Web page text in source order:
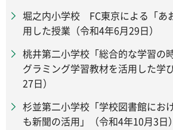
堀之内小学校 FC東京による「あ
用した授業（令和4年6月29日）
桃井第二小学校「総合的な学習の
グラミング学習教材を活用した学
27日）
杉並第二小学校「学校図書館にお
も新聞の活用」（令和4年10月3日）